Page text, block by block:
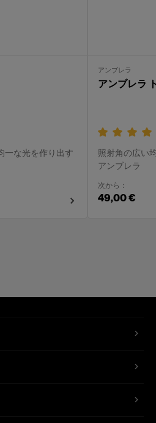
一な光を作り出す
アンブレラ
アンブレラ
照射角の広い
アンブレラ
次から：
49,00 €